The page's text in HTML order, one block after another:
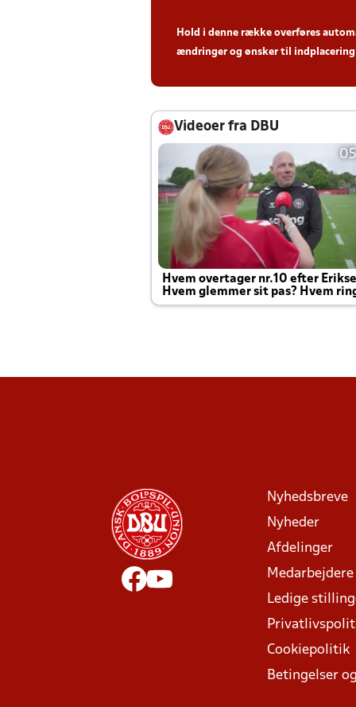
Hold i denne række overføres
ændringer og ønsker til indplacering
Videoer fra DBU
Hvem overtager nr.10 efter
Hvem glemmer sit pas? Hvem
Joachim altid til efter kampe?
Nyhedsbreve
Nyheder
Afdelinger
Medarbejdere
Ledige
Cookiepolitik
Betingelser